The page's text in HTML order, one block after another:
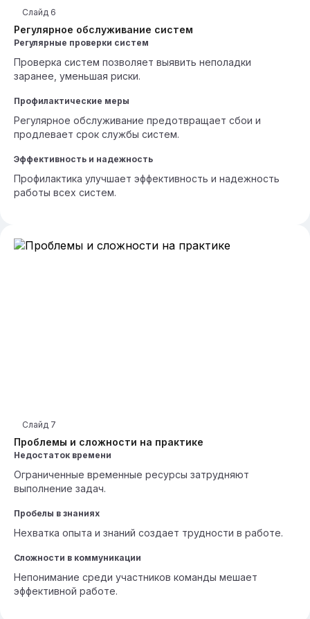
Регулярное обслуживание систем
Слайд 6
Регулярные проверки систем
Проверка систем позволяет выявить неполадки
заранее, уменьшая риски.
Профилактические меры
Регулярное обслуживание предотвращает сбои и
продлевает срок службы систем.
Эффективность и надежность
Профилактика улучшает эффективность и надежность
работы всех систем.
Проблемы и сложности на практике
Слайд 7
Недостаток времени
Ограниченные временные ресурсы затрудняют
выполнение задач.
Пробелы в знаниях
Нехватка опыта и знаний создает трудности в работе.
Сложности в коммуникации
Непонимание среди участников команды мешает
эффективной работе.